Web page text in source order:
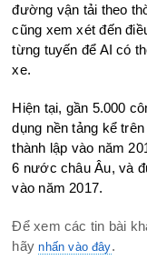
đường vận tải theo
cũng xem xét đến
từng tuyến để AI có
xe.
Hiện tại, gần 5.000
dụng nền tảng kể
thành lập vào năm
6 nước châu Âu, và
vào năm 2017.
Để xem các tin bài
hãynhấn vào đây.